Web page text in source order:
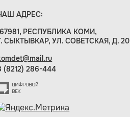
АДРЕС:
РЕСПУБЛИКА КОМИ,
СЫКТЫВКАР, УЛ. СОВЕТСКАЯ, Д. 20
(8212) 286-444